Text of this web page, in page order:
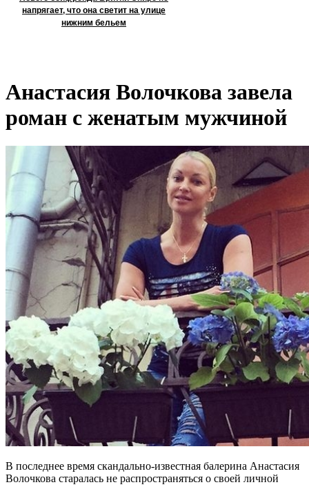
напрягает, что она светит на улице
нижним бельем
Анастасия Волочкова завела
роман с женатым мужчиной
В последнее время скандально-известная балерина Анастасия
Волочкова старалась не распространяться о своей личной